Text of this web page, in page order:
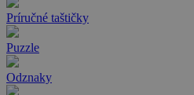
Príručné taštičky
Puzzle
Odznaky